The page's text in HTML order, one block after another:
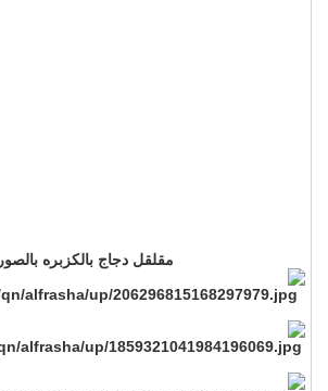
مقلقل دجاج بالكزبره بالصور